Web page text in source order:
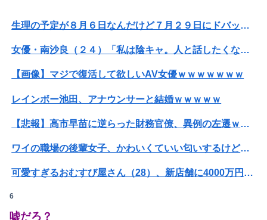
生理の予定が８月６日なんだけど７月２９日にドバッと鮮血でたから生理かな？って思ったのよね
女優・南沙良（２４）「私は陰キャ。人と話したくないので家に引きこもってPCでアニメを観ていたい」
【画像】マジで復活して欲しいAV女優ｗｗｗｗｗｗｗ
レインボー池田、アナウンサーと結婚ｗｗｗｗｗ
【悲報】高市早苗に逆らった財務官僚、異例の左遷ｗｗｗｗｗｗｗｗ
ワイの職場の後輩女子、かわいくていい匂いするけどマジでとんでもなく無能
可愛すぎるおむすび屋さん（28）、新店舗に4000万円クラファンした成功した結果弱男集団から叩かれてしまうｗｗｗｗ
6
嘘だろ？